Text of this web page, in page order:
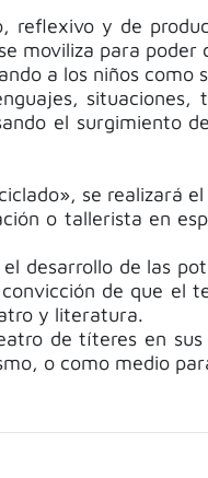
reflexivo y de
moviliza para
a los niños como
el surgimiento
se realizará
o tallerista en
de las
de que el
y literatura.
de títeres en
o como medio